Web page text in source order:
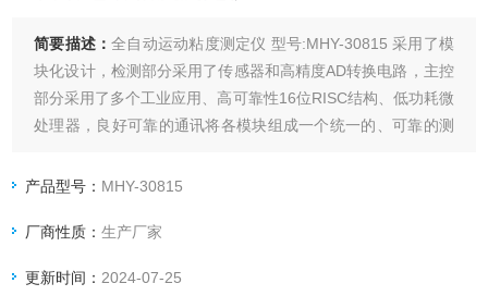
简要描述：全自动运动粘度测定仪 型号:MHY-30815 采用了模
块化设计，检测部分采用了传感器和高精度AD转换电路，主控
部分采用了多个工业应用、高可靠性16位RISC结构、低功耗微
处理器，良好可靠的通讯将各模块组成一个统一的、可靠的测
产品型号： MHY-30815
厂商性质：生产厂家
更新时间： 2024-07-25